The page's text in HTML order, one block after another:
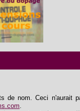
de nom. Ceci n'aurait